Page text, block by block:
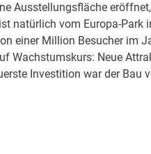
Ausstellungsfläche
natürlich vom Europa-Park
einer Million Besucher im
Wachstumskurs: Neue
Investition war der Bau
Bäder ziehen
Besucher 2019
Martin Lenz und
und Geschäftsführer der
stellten am Montag, 17.